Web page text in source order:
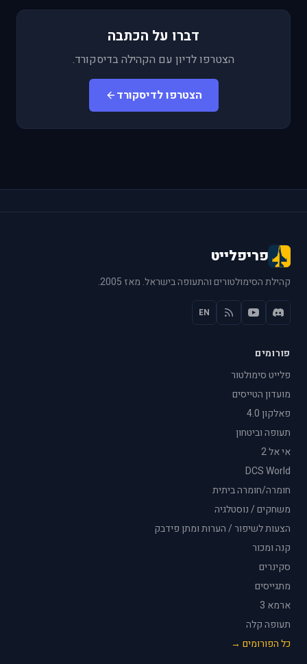
דברו על הכתבה
הצטרפו לדיון עם הקהילה בדיסקורד.
הצטרפו לדיסקורד
פריפלייט
קהילת הסימולטורים והתעופה בישראל. מאז 2005.
EN
פורומים
פלייט סימולטור
מועדון הטייסים
פאלקון 4.0
תעופה וביטחון
אי אל 2
DCS World
חומרה/חומרה ביתית
משחקים / נוסטלגיה
הצעות לשיפור / הערות ומתן פידבק
קנה ומכור
סקינרים
מתגייסים
ארמא 3
תעופה קלה
כל הפורומים →